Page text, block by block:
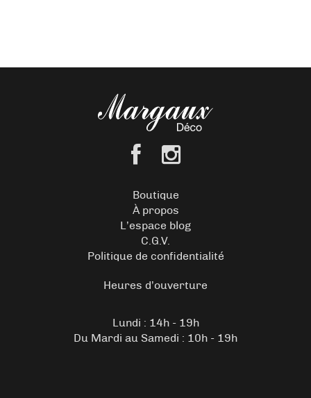
Boutique
À propos
L’espace blog
C.G.V.
Politique de confidentialité
Heures d’ouverture
Lundi : 14h - 19h
Du Mardi au Samedi : 10h - 19h